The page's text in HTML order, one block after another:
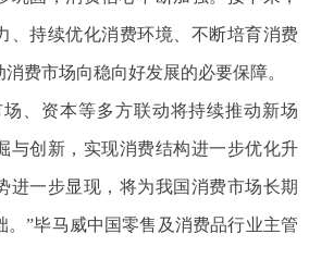
、持续优化消费环境、不断培育消费
费市场向稳向好发展的必要保障。
、资本等多方联动将持续推动新场
与创新，实现消费结构进一步优化升
进一步显现，将为我国消费市场长期
。”毕马威中国零售及消费品行业主管